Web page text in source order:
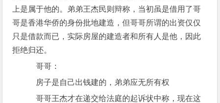
上是属于他的。弟弟王杰民则辩称，当初虽是借用了哥
哥是香港华侨的身份批地建造，但哥哥所谓的出资仅仅
只是借款而已，实际房屋的建造者和所有人是他，因此
拒绝归还。
哥哥：
房子是自己出钱建的，弟弟应无所有权
哥哥王杰才在递交给法庭的起诉状中称，现在这